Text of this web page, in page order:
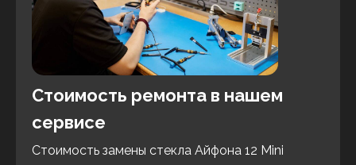
Стоимость ремонта в нашем
сервисе
Стоимость замены стекла Айфона 12 Mini